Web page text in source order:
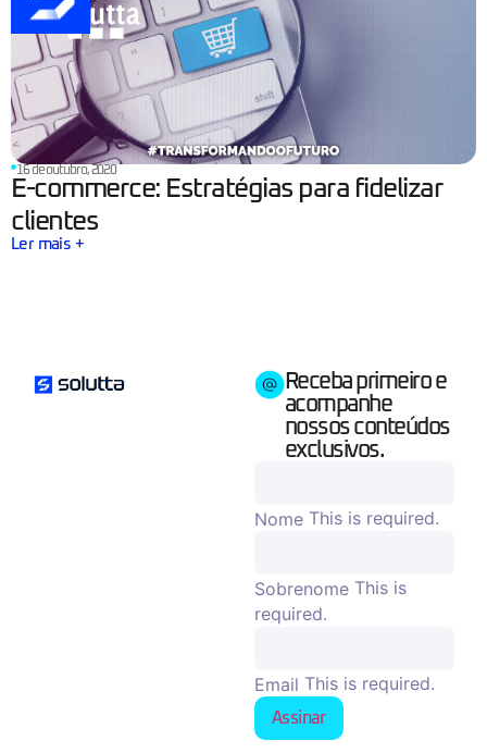
16 de outubro, 2020
E-commerce: Estratégias para fidelizar
clientes
Ler mais +
Receba primeiro e
acompanhe
nossos conteúdos
exclusivos.
Nome This is required.
Sobrenome This is
required.
Email This is required.
Assinar